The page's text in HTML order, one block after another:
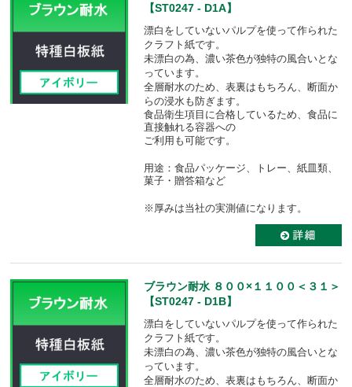
【ST0247 - D1A】
漂白をしていないパルプを使って作られた
クラフト紙です。
未漂白の為、濃い茶色が独特の風合いとな
っています。
全層耐水のため、表裏はもちろん、断面か
らの浸水も防ぎます。
食品衛生項目に合格しているため、食品に
直接触れる容器への
ご利用も可能です。
用途：食品パッケージ、トレー、紙皿類、
菓子・贈答箱など
※厚みは当社の実測値になります。
ブラウン耐水 ８００×１１００＜３１＞
【ST0247 - D1B】
漂白をしていないパルプを使って作られた
クラフト紙です。
未漂白の為、濃い茶色が独特の風合いとな
っています。
全層耐水のため、表裏はもちろん、断面か